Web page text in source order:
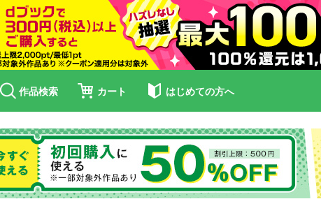
作品検索 カート はじめての方へ